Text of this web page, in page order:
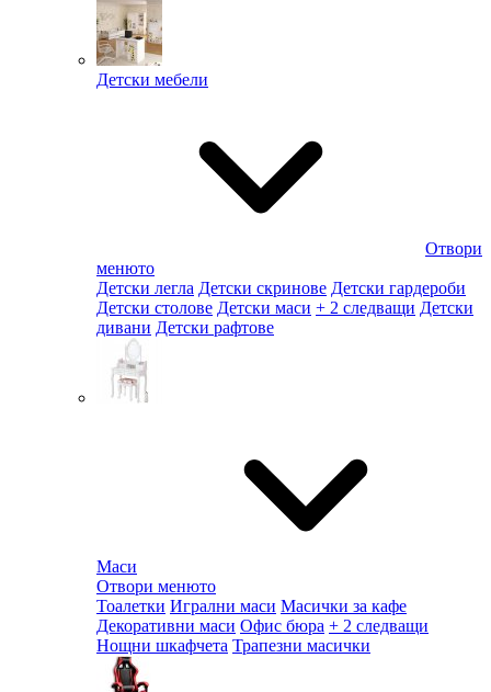
Детски мебели
Отвори
менюто
Детски легла Детски скринове Детски гардероби
Детски столове Детски маси + 2 следващи Детски
дивани Детски рафтове
Маси
Отвори менюто
Тоалетки Игрални маси Масички за кафе
Декоративни маси Офис бюра + 2 следващи
Нощни шкафчета Трапезни масички